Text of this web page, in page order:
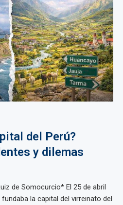
del Perú?
y dilemas
de Somocurcio* El 25 de abril
la capital del virreinato del